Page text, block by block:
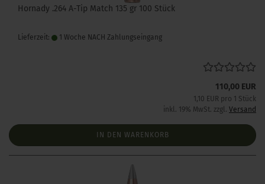
Hornady .264 A-Tip Match 135 gr 100 Stück
Lieferzeit: 1 Woche NACH Zahlungseingang
110,00 EUR
1,10 EUR pro 1 Stück
inkl. 19% MwSt. zzgl. Versand
IN DEN WARENKORB